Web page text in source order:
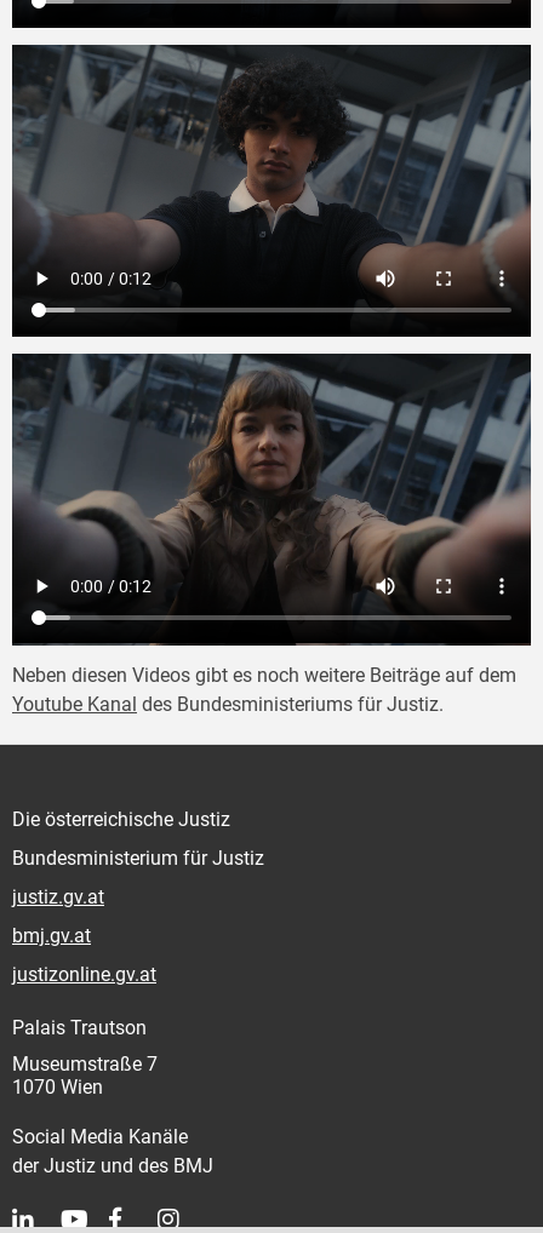
Neben diesen Videos gibt es noch weitere Beiträge auf dem
Youtube Kanal des Bundesministeriums für Justiz.
Die österreichische Justiz
Bundesministerium für Justiz
justiz.gv.at
bmj.gv.at
justizonline.gv.at
Palais Trautson
Museumstraße 7
1070 Wien
Social Media Kanäle
der Justiz und des BMJ